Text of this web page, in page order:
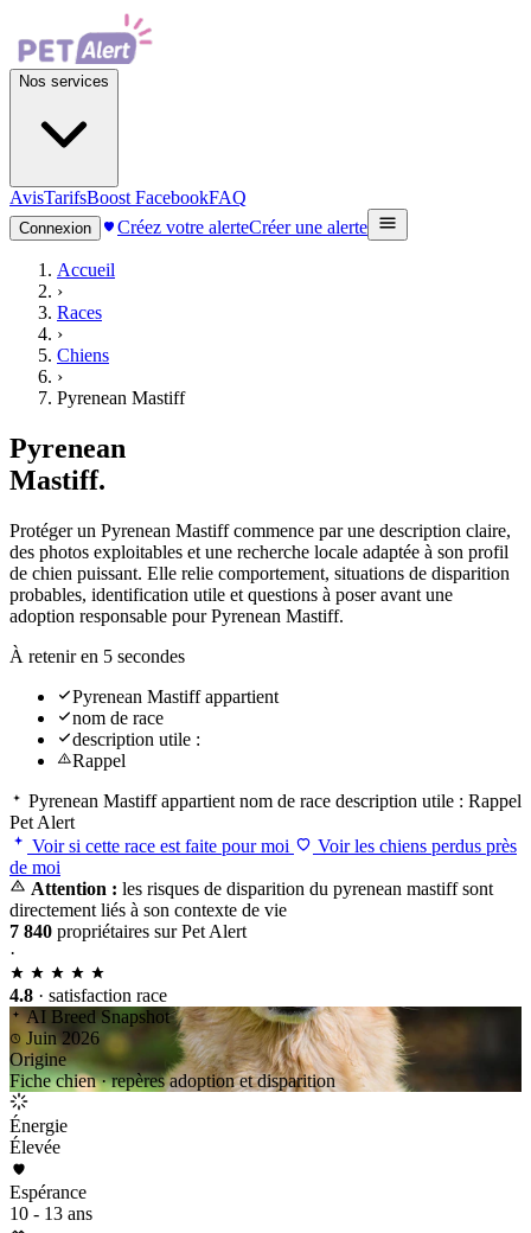
Nos services
AvisTarifsBoost FacebookFAQ
Connexion Créez votre alerteCréer une alerte
Accueil
›
Races
›
Chiens
›
Pyrenean Mastiff
Pyrenean
Mastiff.
Protéger un Pyrenean Mastiff commence par une description claire,
des photos exploitables et une recherche locale adaptée à son profil
de chien puissant. Elle relie comportement, situations de disparition
probables, identification utile et questions à poser avant une
adoption responsable pour Pyrenean Mastiff.
À retenir en 5 secondes
Pyrenean Mastiff appartient
nom de race
description utile :
Rappel
Pyrenean Mastiff appartient nom de race description utile : Rappel
Pet Alert
Voir si cette race est faite pour moi
Voir les chiens perdus près
de moi
Attention : les risques de disparition du pyrenean mastiff sont
directement liés à son contexte de vie
7 840 propriétaires sur Pet Alert
·
4.8 · satisfaction race
AI Breed Snapshot
Juin 2026
Origine
Fiche chien · repères adoption et disparition
Énergie
Élevée
Espérance
10 - 13 ans